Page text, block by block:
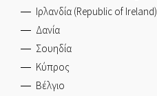
Ιρλανδία (Republic of Ireland)
Δανία
Σουηδία
Κύπρος
Βέλγιο